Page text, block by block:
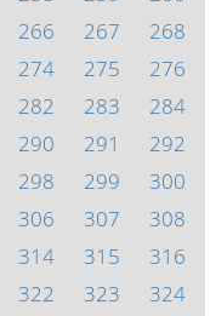
266 267
268
274 275
276
282 283
284
290 291
292
298 299
300
306 307
308
314 315
316
322 323
324